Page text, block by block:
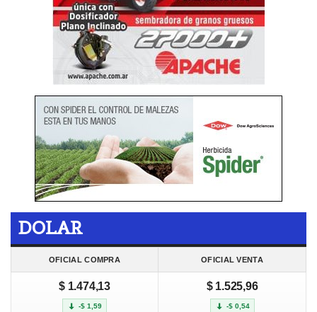
DOLAR
OFICIAL COMPRA OFICIAL VENTA
$ 1.474,13
-$ 1,59
$ 1.525,96
-$ 0,54